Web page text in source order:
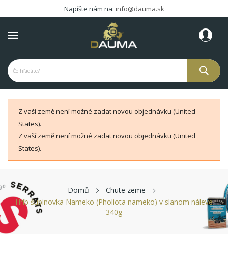
Napíšte nám na: info@dauma.sk
Z vaší země není možné zadat novou objednávku (United
States).
Z vaší země není možné zadat novou objednávku (United
States).
Domů
Chute zeme
Hríb šupinovka Nameko (Pholiota nameko) v slanom náleve
340g